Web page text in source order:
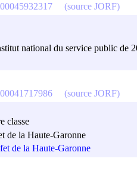
national du service public de
(source JORF)
classe
de la Haute-Garonne
de la Haute-Garonne
(source JORF)